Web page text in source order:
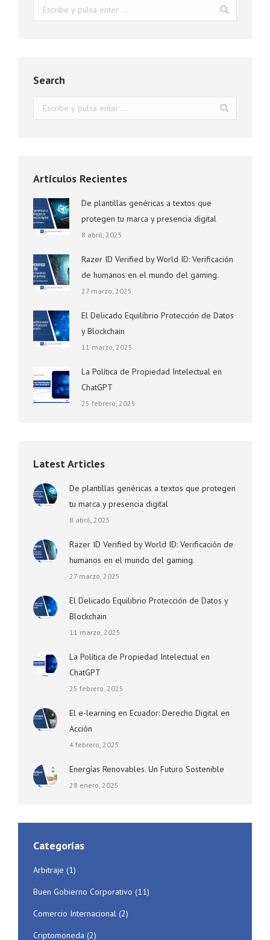
Buscar:
Search
Buscar:
Artículos Recientes
De plantillas genéricas a textos que
protegen tu marca y presencia digital
8 abril, 2025
Razer ID Verified by World ID: Verificación
de humanos en el mundo del gaming.
27 marzo, 2025
El Delicado Equilibrio Protección de Datos
y Blockchain
11 marzo, 2025
La Política de Propiedad Intelectual en
ChatGPT
25 febrero, 2025
Latest Articles
De plantillas genéricas a textos que protegen
tu marca y presencia digital
8 abril, 2025
Razer ID Verified by World ID: Verificación de
humanos en el mundo del gaming.
27 marzo, 2025
El Delicado Equilibrio Protección de Datos y
Blockchain
11 marzo, 2025
La Política de Propiedad Intelectual en
ChatGPT
25 febrero, 2025
El e-learning en Ecuador: Derecho Digital en
Acción
4 febrero, 2025
Energías Renovables. Un Futuro Sostenible
28 enero, 2025
Categorías
Arbitraje (1)
Buen Gobierno Corporativo (11)
Comercio Internacional (2)
Criptomoneda (2)